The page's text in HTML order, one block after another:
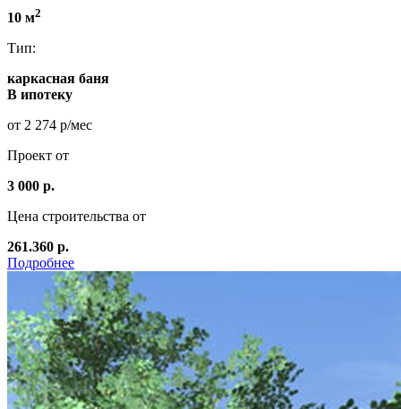
10 м2
Тип:
каркасная баня
В ипотеку
от 2 274 р/мес
Проект от
3 000 р.
Цена строительства от
261.360 р.
Подробнее